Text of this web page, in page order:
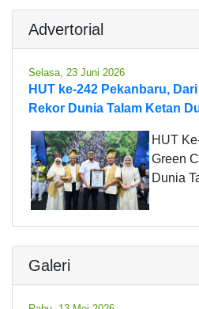
Advertorial
Selasa, 23 Juni 2026
HUT ke-242 Pekanbaru,
Rekor Dunia Talam Ketan
HUT
Green
Dunia
Galeri